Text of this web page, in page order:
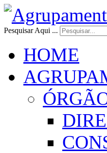
Pesquisar Aqui ...
HOME